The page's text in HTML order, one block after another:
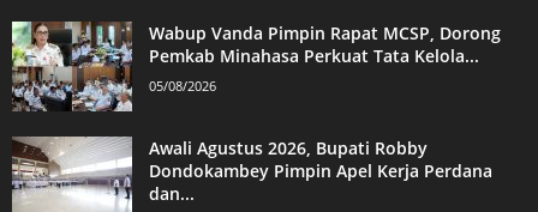
Wabup Vanda Pimpin Rapat MCSP, Dorong
Pemkab Minahasa Perkuat Tata Kelola...
05/08/2026
Awali Agustus 2026, Bupati Robby
Dondokambey Pimpin Apel Kerja Perdana
dan...